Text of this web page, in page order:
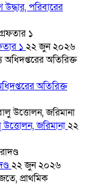
পরিবারের
১ ২২ জুন ২০২৬
অতিরিক্ত
জরিমানা২২
২২ জুন ২০২৬